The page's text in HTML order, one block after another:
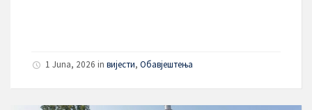
1 Juna, 2026 in вијести, Обавјештења